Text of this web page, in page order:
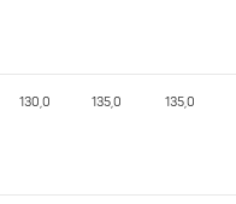
130,0 135,0 135,0